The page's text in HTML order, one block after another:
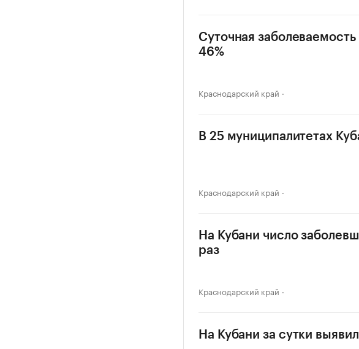
Суточная
46%
Краснодарский край
В 25 муниципалитетах
Краснодарский край
На Кубани число
раз
Краснодарский край
На Кубани за сутки